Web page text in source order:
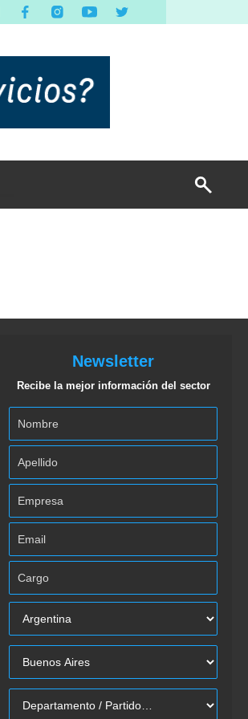
Newsletter
Recibe la mejor información del sector